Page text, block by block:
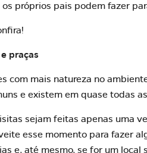
próprios pais podem fazer
praças
com mais natureza no
e existem em quase todas
sejam feitas apenas uma
esse momento para fazer
e, até mesmo, se for um local